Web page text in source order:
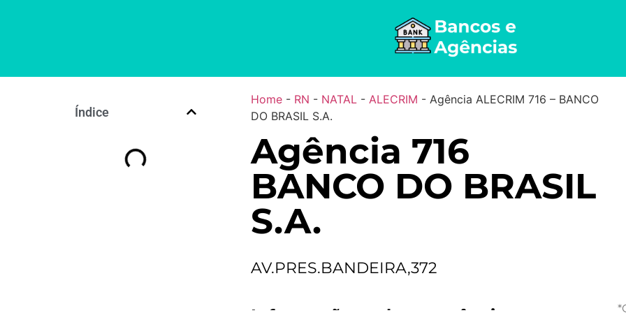
Índice
Home- RN - NATAL - ALECRIM - Agência ALECRIM 716 – BANCO
DO BRASIL S.A.
Agência 716
BANCO DO BRASIL
S.A.
AV.PRES.BANDEIRA,372